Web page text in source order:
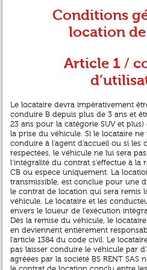
Conditions
location de
Article 1 /
Le locataire devra impérativement
conduire B depuis plus de 3 ans et
23 ans pour la catégorie SUV et
la prise du véhicule. Si le locataire
conduire à l’agent d’accueil ou si les
respectées, le véhicule ne lui sera
l’intégralité du contrat s’effectue à la
CB ou espèce uniquement. La
transmissible, est conclue pour une
le contrat de location qui sera remis
véhicule. Le locataire et les
envers le loueur de l’exécution
Dès la remise du véhicule, le
en deviennent entièrement
l’article 1384 du code civil. Le
pas laisser conduire le véhicule par
agréées par la société BS RENT SAS